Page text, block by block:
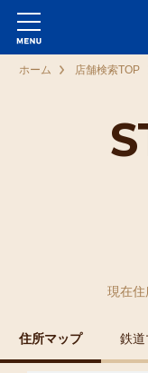
ホーム 店舗検索TOP
現在住
住所マップ 鉄道